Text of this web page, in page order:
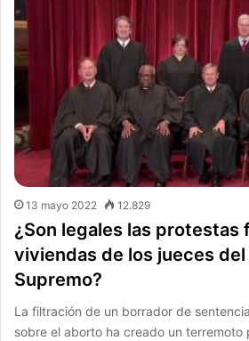
13 mayo 2022 12.829
¿Son legales las protestas
viviendas de los jueces del
Supremo?
La filtración de un borrador de
sobre el aborto ha creado un terremoto